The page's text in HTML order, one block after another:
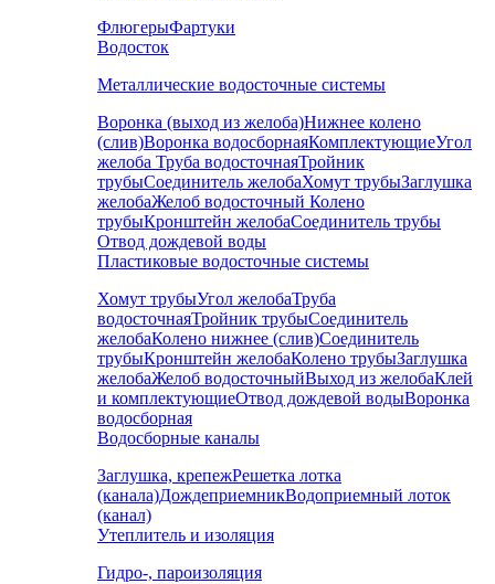
ФлюгерыФартуки
Водосток
Металлические водосточные системы
Воронка (выход из желоба)Нижнее колено
(слив)Воронка водосборнаяКомплектующиеУгол
желоба Труба водосточнаяТройник
трубыСоединитель желобаХомут трубыЗаглушка
желобаЖелоб водосточный Колено
трубыКронштейн желобаСоединитель трубы
Отвод дождевой воды
Пластиковые водосточные системы
Хомут трубыУгол желобаТруба
водосточнаяТройник трубыСоединитель
желобаКолено нижнее (слив)Соединитель
трубыКронштейн желобаКолено трубыЗаглушка
желобаЖелоб водосточныйВыход из желобаКлей
и комплектующиеОтвод дождевой водыВоронка
водосборная
Водосборные каналы
Заглушка, крепежРешетка лотка
(канала)ДождеприемникВодоприемный лоток
(канал)
Утеплитель и изоляция
Гидро-, пароизоляция